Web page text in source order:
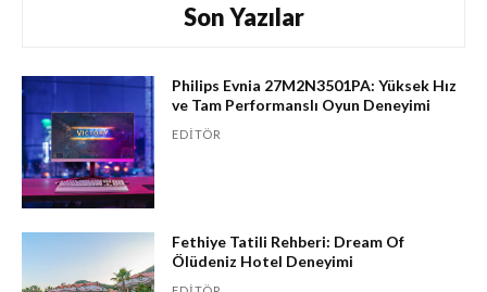
Son Yazılar
Philips Evnia 27M2N3501PA: Yüksek Hız
ve Tam Performanslı Oyun Deneyimi
EDITÖR
Fethiye Tatili Rehberi: Dream Of
Ölüdeniz Hotel Deneyimi